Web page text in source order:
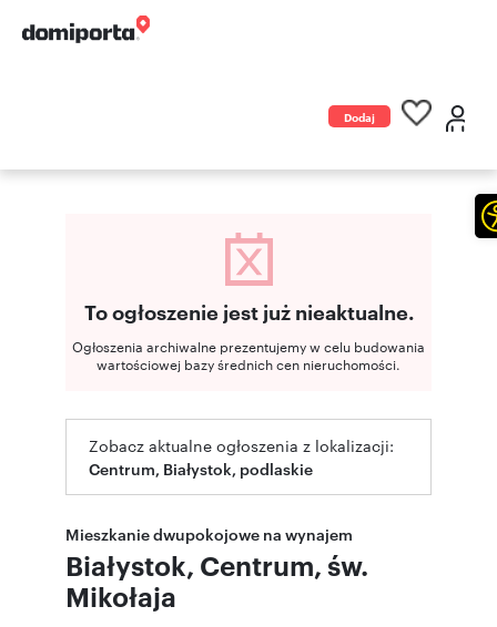
Dodaj
To ogłoszenie jest już nieaktualne.
Ogłoszenia archiwalne prezentujemy w celu budowania
wartościowej bazy średnich cen nieruchomości.
Zobacz aktualne ogłoszenia z lokalizacji:
Centrum, Białystok, podlaskie
Mieszkanie dwupokojowe na wynajem
Białystok, Centrum, św.
Mikołaja